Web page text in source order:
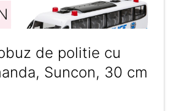
de politie cu
Suncon, 30 cm